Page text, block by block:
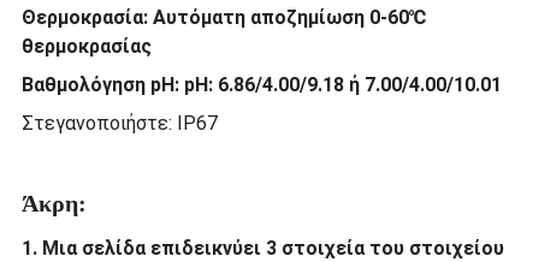
Θερμοκρασία: Αυτόματη αποζημίωση 0-60℃
θερμοκρασίας
Βαθμολόγηση pH: pH: 6.86/4.00/9.18 ή 7.00/4.00/10.01
Στεγανοποιήστε: IP67
Άκρη:
1. Μια σελίδα επιδεικνύει 3 στοιχεία του στοιχείου